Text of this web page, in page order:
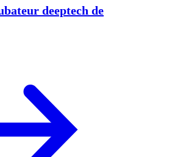
deeptech de